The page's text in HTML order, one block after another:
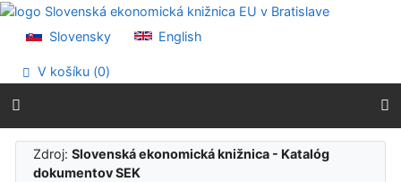
Prejsť na obsah
Prehlásenie o webovej prístupnosti
Slovensky English
V košíku (0)
Výsledky vyhľadávania
Zdroj:Slovenská ekonomická knižnica - Katalóg
dokumentov SEK